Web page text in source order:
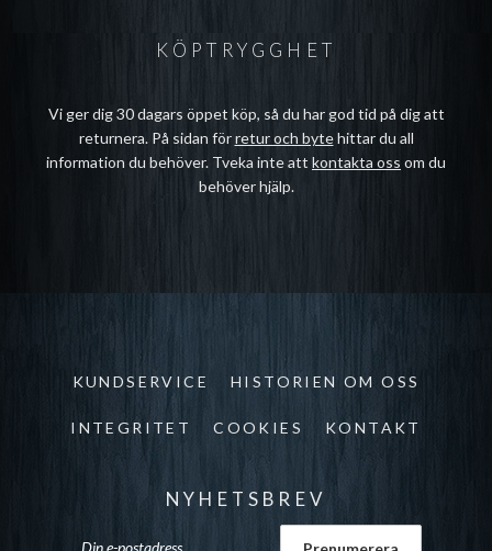
KÖPTRYGGHET
Vi ger dig 30 dagars öppet köp, så du har god tid på dig att
returnera. På sidan förretur och bytehittar du all
information du behöver. Tveka inte att kontakta oss om du
behöver hjälp.
KUNDSERVICE HISTORIEN OM OSS
INTEGRITET COOKIES KONTAKT
NYHETSBREV